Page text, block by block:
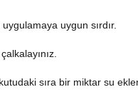
uygun sırdır.
sıra bir miktar su